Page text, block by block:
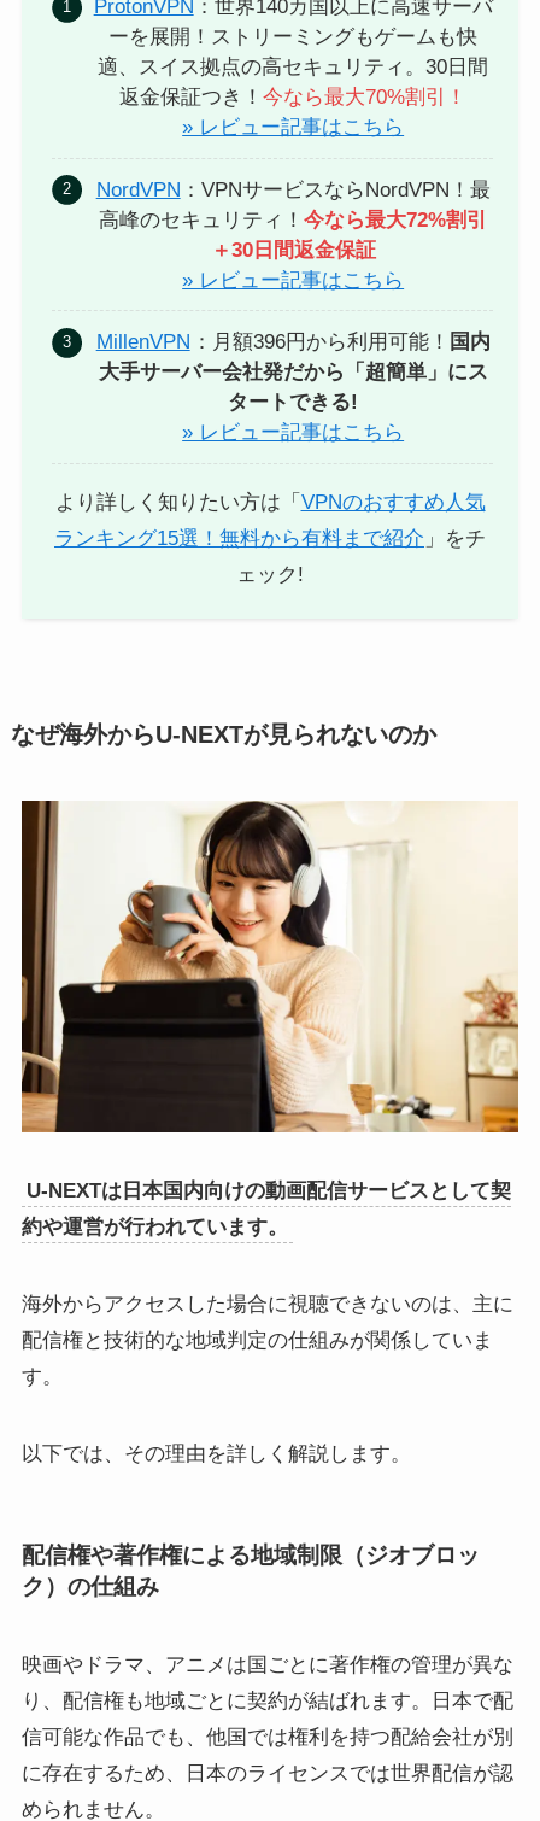
ProtonVPN ：世界140カ国以上に高速サーバ
ーを展開！ストリーミングもゲームも快
適、スイス拠点の高セキュリティ。30日間
返金保証つき！今なら最大70%割引！
» レビュー記事はこちら
NordVPN ：VPNサービスならNordVPN！最
高峰のセキュリティ！今なら最大72%割引
＋30日間返金保証
» レビュー記事はこちら
MillenVPN ：月額396円から利用可能！ 国内
大手サーバー会社発だから「超簡単」にス
タートできる!
» レビュー記事はこちら
より詳しく知りたい方は「 VPNのおすすめ人気
ランキング15選！無料から有料まで紹介 」をチ
ェック!
なぜ海外からU-NEXTが見られないのか
U-NEXTは日本国内向けの動画配信サービスとして契
約や運営が行われています。
海外からアクセスした場合に視聴できないのは、主に
配信権と技術的な地域判定の仕組みが関係していま
す。
以下では、その理由を詳しく解説します。
配信権や著作権による地域制限（ジオブロッ
ク）の仕組み
映画やドラマ、アニメは国ごとに著作権の管理が異な
り、配信権も地域ごとに契約が結ばれます。日本で配
信可能な作品でも、他国では権利を持つ配給会社が別
に存在するため、日本のライセンスでは世界配信が認
められません。